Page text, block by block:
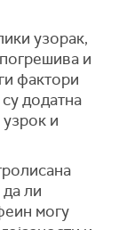
узорак,
и
фактори
додатна
и
ли
могу